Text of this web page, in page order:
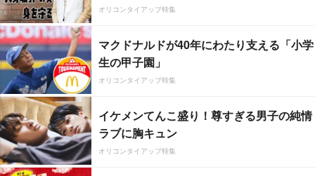
オリコンタイアップ特集
マクドナルドが40年にわたり支える「小学
生の甲子園」
オリコンタイアップ特集
イケメンてんこ盛り！尊すぎる男子の純情
ラブに胸キュン
オリコンタイアップ特集